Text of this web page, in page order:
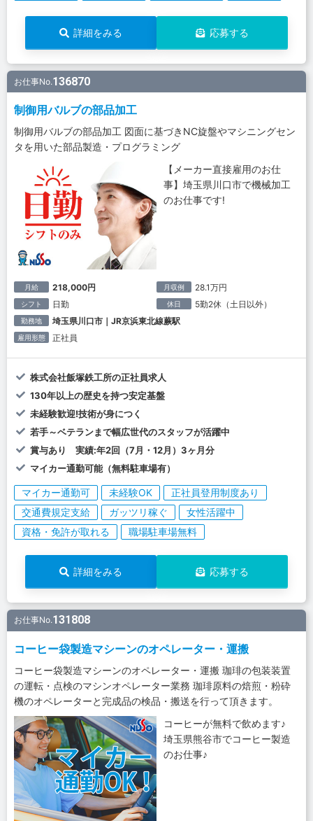
詳細をみる 応募する
お仕事No.136870
制御用バルブの部品加工
制御用バルブの部品加工 図面に基づきNC旋盤やマシニングセン
タを用いた部品製造・プログラミング
【メーカー直接雇用のお仕
事】埼玉県川口市で機械加工
のお仕事です!
月給 218,000円 月収例 28.1万円
シフト 日勤 休日 5勤2休（土日以外）
勤務地 埼玉県川口市｜JR京浜東北線蕨駅
雇用形態 正社員
株式会社飯塚鉄工所の正社員求人
130年以上の歴史を持つ安定基盤
未経験歓迎!技術が身につく
若手～ベテランまで幅広世代のスタッフが活躍中
賞与あり 実績:年2回（7月・12月）3ヶ月分
マイカー通勤可能（無料駐車場有）
マイカー通勤可 未経験OK
正社員登用制度あり
交通費規定支給
ガッツリ稼ぐ
女性活躍中
資格・免許が取れる
職場駐車場無料
詳細をみる 応募する
お仕事No.131808
コーヒー袋製造マシーンのオペレーター・運搬
コーヒー袋製造マシーンのオペレーター・運搬 珈琲の包装装置
の運転・点検のマシンオペレーター業務 珈琲原料の焙煎・粉砕
機のオペレーターと完成品の検品・搬送を行って頂きます。
コーヒーが無料で飲めます♪
埼玉県熊谷市でコーヒー製造
のお仕事♪